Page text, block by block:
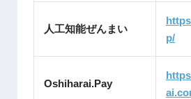
人工知能ぜんまい
p/
Oshiharai.Pay